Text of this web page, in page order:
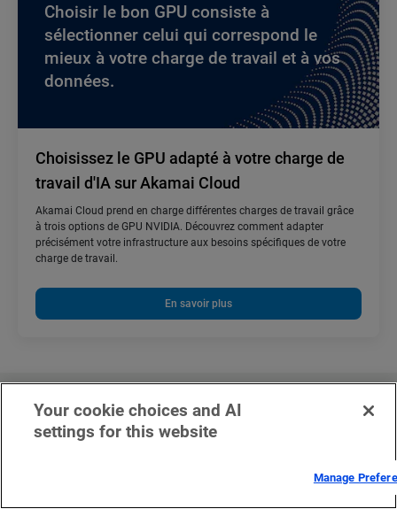
Choisir le bon GPU consiste à
sélectionner celui qui correspond le
mieux à votre charge de travail et à vos
données.
Choisissez le GPU adapté à votre charge de
travail d'IA sur Akamai Cloud
Akamai Cloud prend en charge différentes charges de travail grâce
à trois options de GPU NVIDIA. Découvrez comment adapter
précisément votre infrastructure aux besoins spécifiques de votre
charge de travail.
En savoir plus
Vous êtes prêt à vous
Your cookie choices and AI
settings for this website
Manage